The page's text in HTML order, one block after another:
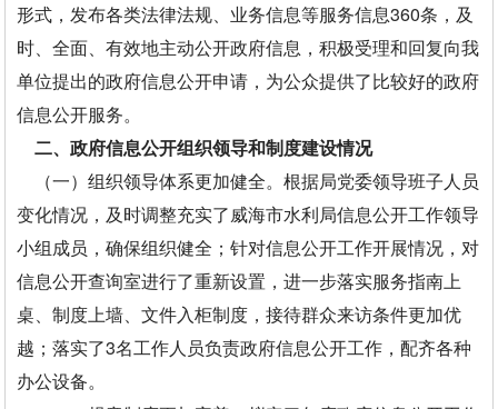
形式，发布各类法律法规、业务信息等服务信息360条，及
时、全面、有效地主动公开政府信息，积极受理和回复向我
单位提出的政府信息公开申请，为公众提供了比较好的政府
信息公开服务。
二、政府信息公开组织领导和制度建设情况
（一）组织领导体系更加健全。根据局党委领导班子人员
变化情况，及时调整充实了威海市水利局信息公开工作领导
小组成员，确保组织健全；针对信息公开工作开展情况，对
信息公开查询室进行了重新设置，进一步落实服务指南上
桌、制度上墙、文件入柜制度，接待群众来访条件更加优
越；落实了3名工作人员负责政府信息公开工作，配齐各种
办公设备。